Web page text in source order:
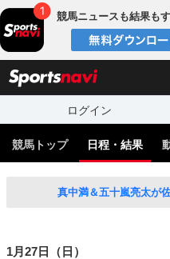
競馬ニュースも結果も
ログイン
競馬トップ 日程・結果
真中満＆五十嵐亮太が
1月27日（日）